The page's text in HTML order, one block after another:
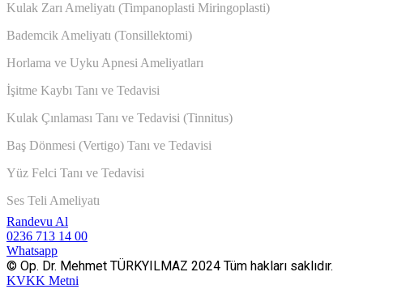
Kulak Zarı Ameliyatı (Timpanoplasti Miringoplasti)
Bademcik Ameliyatı (Tonsillektomi)
Horlama ve Uyku Apnesi Ameliyatları
İşitme Kaybı Tanı ve Tedavisi
Kulak Çınlaması Tanı ve Tedavisi (Tinnitus)
Baş Dönmesi (Vertigo) Tanı ve Tedavisi
Yüz Felci Tanı ve Tedavisi
Ses Teli Ameliyatı
Randevu Al
0236 713 14 00
Whatsapp
© Op. Dr. Mehmet TÜRKYILMAZ 2024 Tüm hakları saklıdır.
KVKK Metni